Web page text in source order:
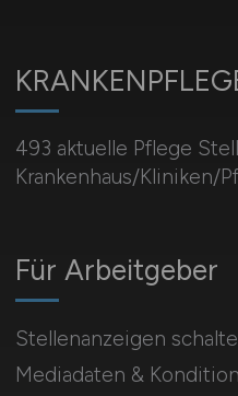
493 aktuelle Pflege
Krankenhaus/Kliniken/
Für Arbeitgeber
Stellenanzeigen
Mediadaten &